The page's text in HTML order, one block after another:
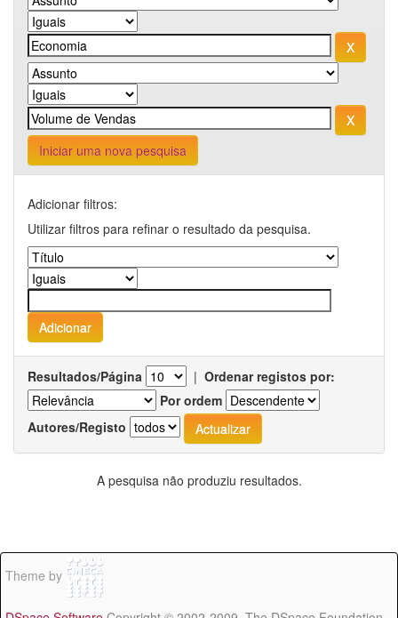
Iniciar uma nova pesquisa
Adicionar filtros:
Utilizar filtros para refinar o resultado da pesquisa.
Resultados/Página | Ordenar registos por:
Por ordem
Autores/Registo
A pesquisa não produziu resultados.
Theme by